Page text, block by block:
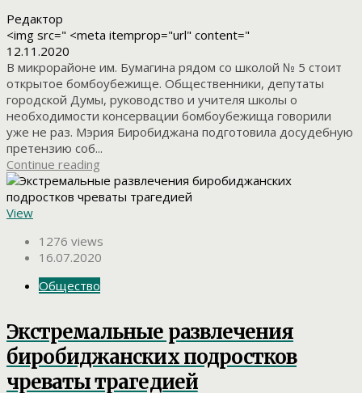
Редактор
<img src=" <meta itemprop="url" content="
12.11.2020
В микрорайоне им. Бумагина рядом со школой № 5 стоит
открытое бомбоубежище. Общественники, депутаты
городской Думы, руководство и учителя школы о
необходимости консервации бомбоубежища говорили
уже не раз. Мэрия Биробиджана подготовила досудебную
претензию соб...
Continue reading
View
1276 views
16.07.2020
Общество
Экстремальные развлечения
биробиджанских подростков
чреваты трагедией